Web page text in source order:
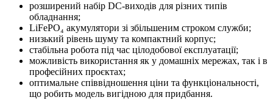
розширений набір DC-виходів для різних типів
обладнання;
LiFePO₄ акумулятори зі збільшеним строком служби;
низький рівень шуму та компактний корпус;
стабільна робота під час цілодобової експлуатації;
можливість використання як у домашніх мережах, так і в
професійних проєктах;
оптимальне співвідношення ціни та функціональності,
що робить модель вигідною для придбання.